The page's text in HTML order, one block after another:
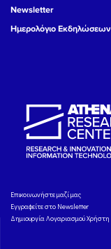
Newsletter
Ημερολόγιο Εκδηλώσεων
Eπικοινωνήστε μαζί μας
Εγγραφείτε στο Newsletter
Δημιουργία Λογαριασμού Χρήστη